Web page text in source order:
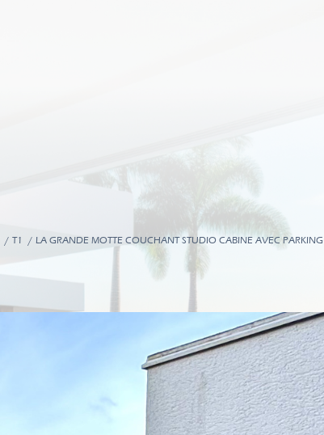
T1 LA GRANDE MOTTE COUCHANT STUDIO CABINE AVEC PARKING